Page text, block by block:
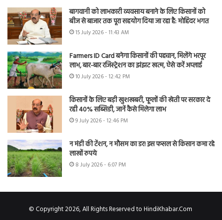
बागवानी को लाभकारी व्यवसाय बनाने के लिए किसानों को
बीज से बाजार तक पूरा सहयोग दिया जा रहा है: मोहिंदर भगत
15 July 2026 - 11:43 AM
Farmers ID Card बनेगा किसानों की पहचान, मिलेंगे भरपूर
लाभ, बार-बार रजिस्ट्रेशन का झंझट खत्म, ऐसे करें अप्लाई
10 July 2026 - 12:42 PM
किसानों के लिए बड़ी खुशखबरी, फूलों की खेती पर सरकार दे
रही 40% सब्सिडी, जानें कैसे मिलेगा लाभ
9 July 2026 - 12:46 PM
न मंडी की टेंशन, न मौसम का डर! इस फसल से किसान कमा रहे
लाखों रुपये
8 July 2026 - 6:07 PM
© Copyright 2026, All Rights Reserved to HindiKhabar.Com